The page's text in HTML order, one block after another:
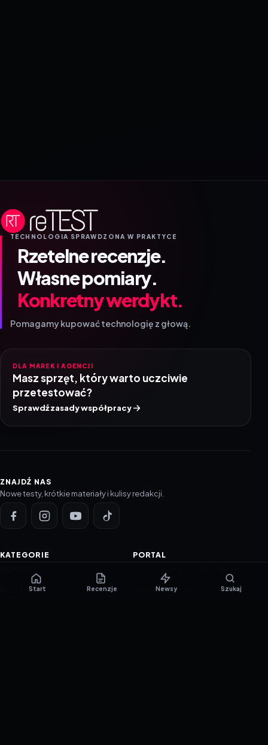
TECHNOLOGIA SPRAWDZONA W PRAKTYCE
Rzetelne recenzje.
Własne pomiary.
Konkretny werdykt.
Pomagamy kupować technologię z głową.
DLA MAREK I AGENCJI
Masz sprzęt, który warto uczciwie
przetestować?
Sprawdź zasady współpracy
ZNAJDŹ NAS
Nowe testy, krótkie materiały i kulisy redakcji.
KATEGORIE
PORADNIKI
PORTAL
Polityka prywatności
Start Recenzje Newsy Szukaj